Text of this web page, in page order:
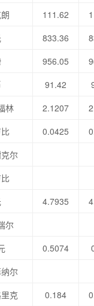
111.62
833.36
956.05
91.42
林
2.1207
0.0425
尔
4.7935
尔
0.5074
尔
克
0.184